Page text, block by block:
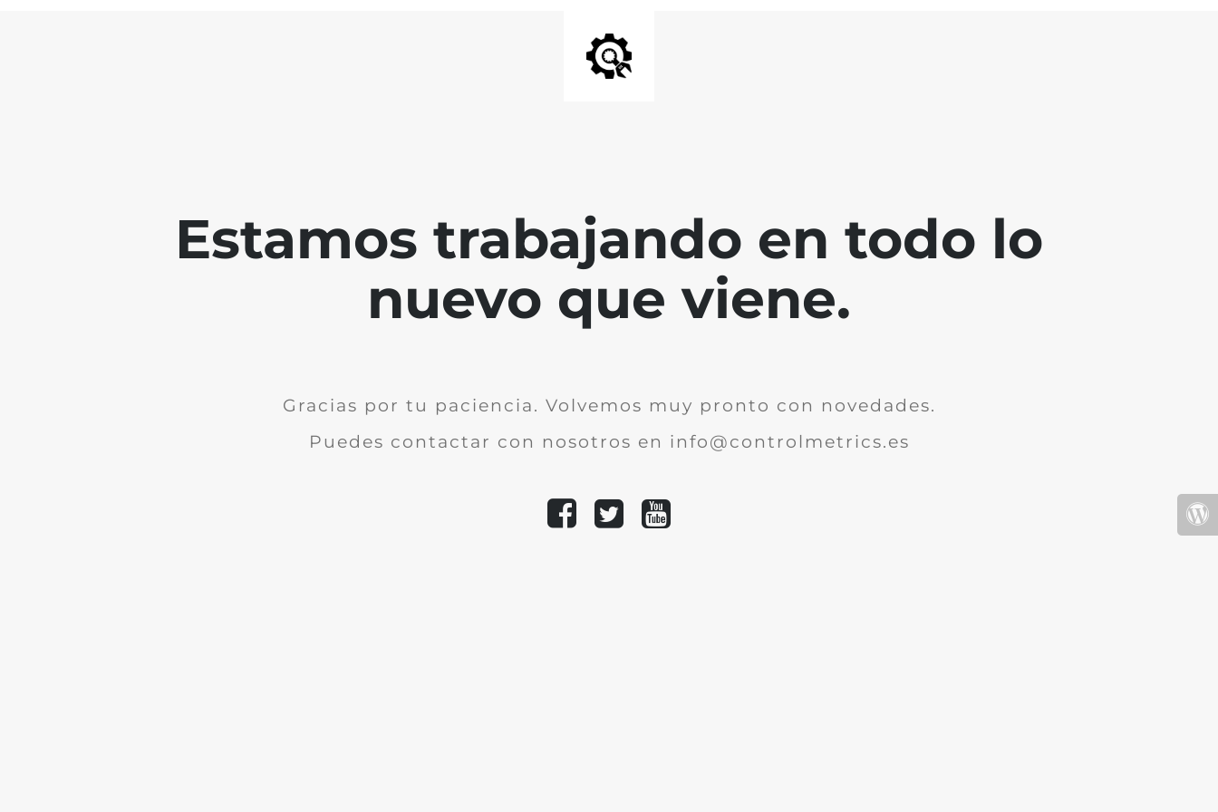
Estamos trabajando en todo lo
nuevo que viene.
Gracias por tu paciencia. Volvemos muy pronto con novedades.
Puedes contactar con nosotros en info@controlmetrics.es